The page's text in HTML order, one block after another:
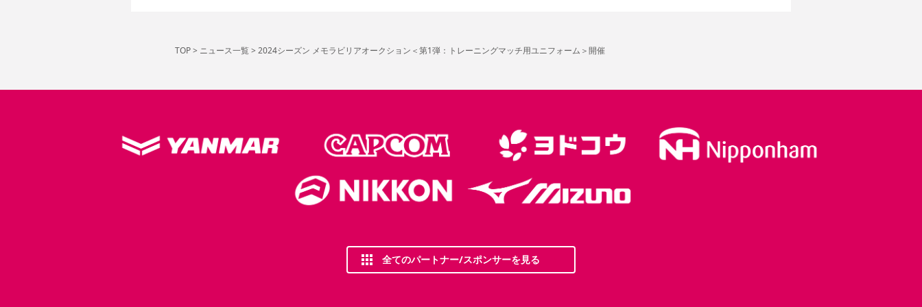
TOP> ニュース一覧> 2024シーズン メモラビリアオークション＜第1弾：トレーニングマッチ用ユニフォーム＞開催
全てのパートナー/スポンサーを見る